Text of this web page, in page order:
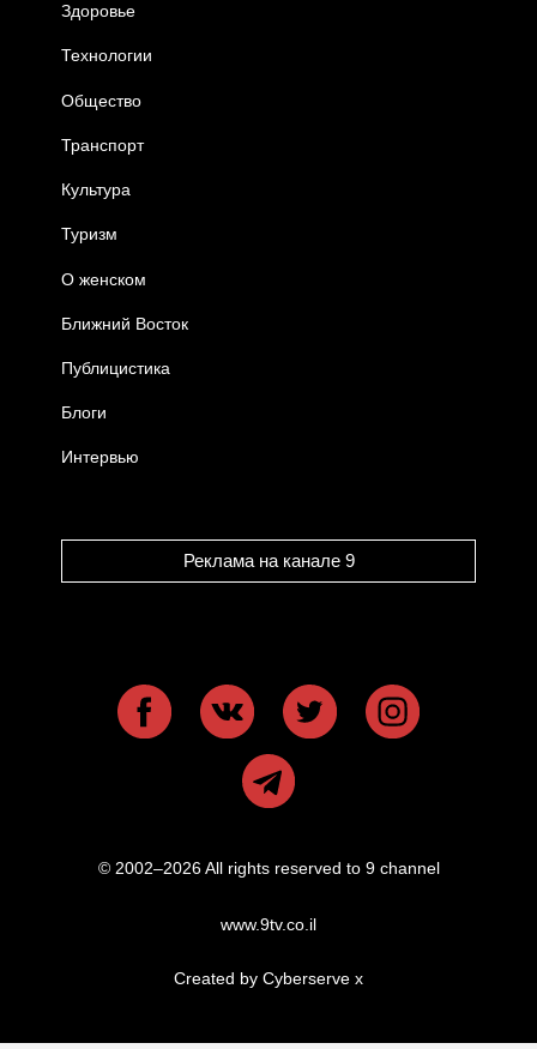
Здоровье
Технологии
Общество
Транспорт
Культура
Туризм
О женском
Ближний Восток
Публицистика
Блоги
Интервью
Реклама на канале 9
© 2002–2026 All rights reserved to 9 channel
www.9tv.co.il
Created by Cyberserve x